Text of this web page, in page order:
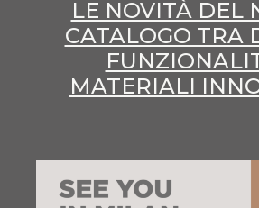
LE NOVITÀ DEL
CATALOGO TRA
MATERIALI